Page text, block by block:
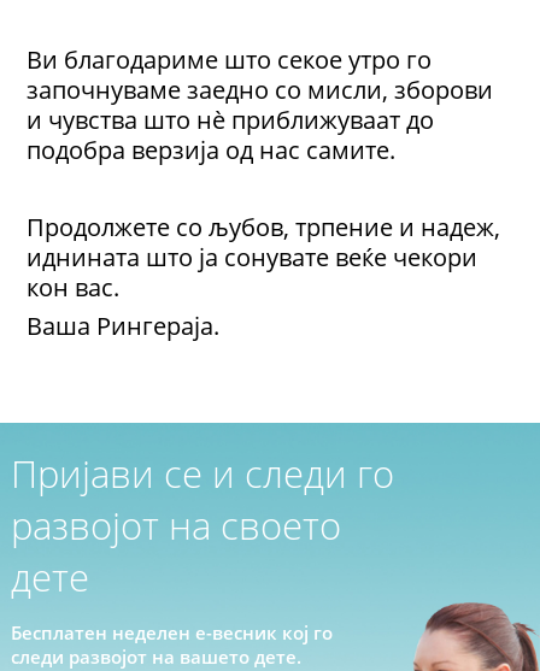
Ви благодариме што секое утро го
започнуваме заедно со мисли, зборови
и чувства што нè приближуваат до
подобра верзија од нас самите.
Продолжете со љубов, трпение и надеж,
иднината што ја сонувате веќе чекори
кон вас.
Ваша Рингераја.
Пријави се и следи го
развојот на своето
дете
Бесплатен неделен е-весник кој го
следи развојот на вашето дете.